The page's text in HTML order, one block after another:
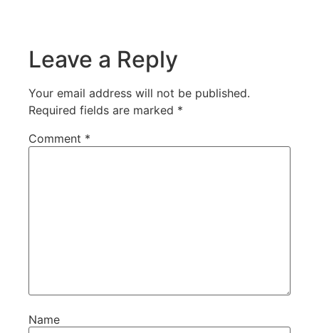
Leave a Reply
Your email address will not be published.
Required fields are marked *
Comment *
Name